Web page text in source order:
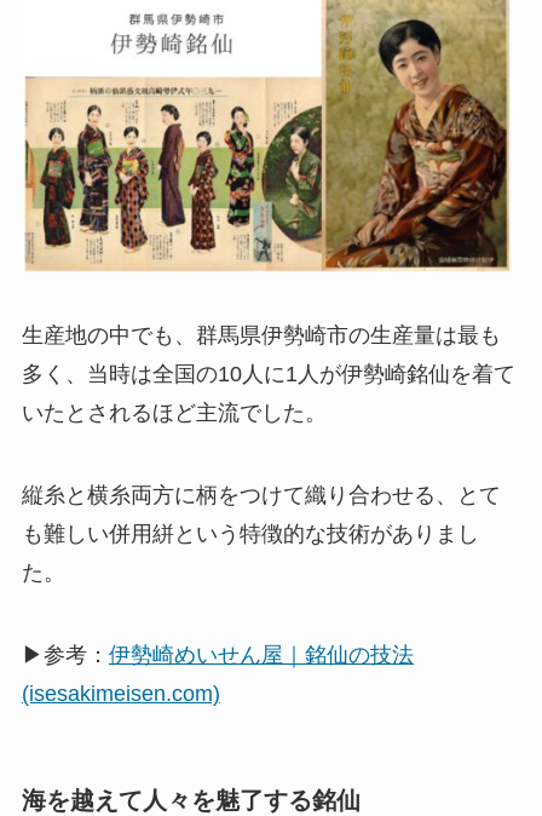
生産地の中でも、群馬県伊勢崎市の生産量は最も
多く、当時は全国の10人に1人が伊勢崎銘仙を着て
いたとされるほど主流でした。
縦糸と横糸両方に柄をつけて織り合わせる、とて
も難しい併用絣という特徴的な技術がありまし
た。
▶参考： 伊勢崎めいせん屋｜銘仙の技法
(isesakimeisen.com)
海を越えて人々を魅了する銘仙